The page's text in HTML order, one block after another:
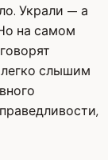
Украли — а
на самом
слышим